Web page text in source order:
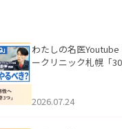
わたしの名医
ークリニック札幌「
た。
2026.07.24